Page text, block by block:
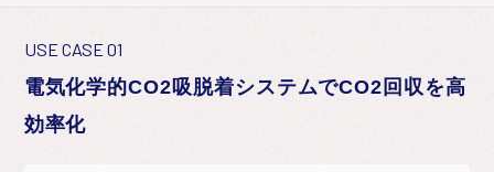
USE CASE 01
電気化学的CO2吸脱着システムでCO2回収を高
効率化